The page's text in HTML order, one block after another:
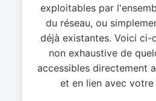
exploitables par
du réseau, ou
déjà existantes. Voici ci-
non exhaustive de
accessibles directement
et en lien avec votre